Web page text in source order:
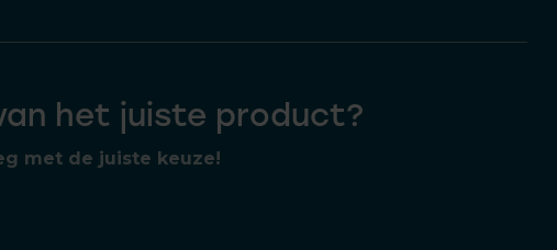
het juiste product?
met de juiste keuze!